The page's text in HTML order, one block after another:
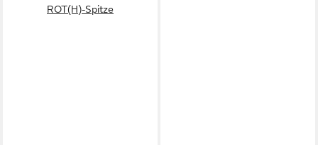
ROT(H)-Spitze